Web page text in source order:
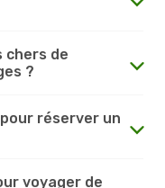
chers de
?
réserver un
voyager de